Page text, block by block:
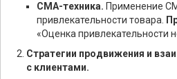
СМА-техника. Применение
привлекательности товара.
«Оценка привлекательности
Стратегии продвижения и
с клиентами.